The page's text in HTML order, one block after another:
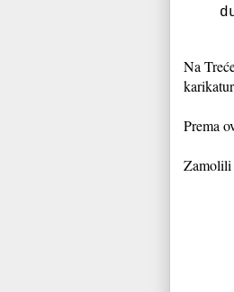
Na
Prema
Zamolili